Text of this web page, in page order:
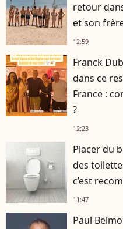
retour
et son
12:59
Franck
dans ce
France :
?
12:23
Placer du
des
c’est
11:47
Paul